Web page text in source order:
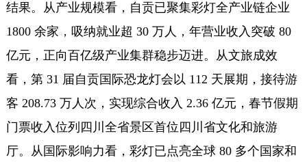
结果。从产业规模看，自贡已聚集彩灯全产业链企业
1800 余家，吸纳就业超 30 万人，年营业收入突破 80
亿元，正向百亿级产业集群稳步迈进。从文旅成效
看，第 31 届自贡国际恐龙灯会以 112 天展期，接待游
客 208.73 万人次，实现综合收入 2.36 亿元，春节假期
门票收入位列四川全省景区首位四川省文化和旅游
厅。从国际影响力看，彩灯已点亮全球 80 多个国家和